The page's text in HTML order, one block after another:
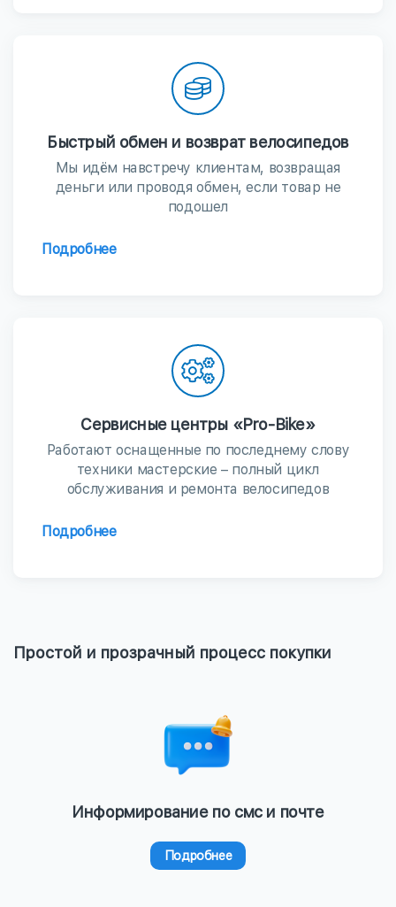
Быстрый обмен и возврат велосипедов
Мы идём навстречу клиентам, возвращая
деньги или проводя обмен, если товар не
подошел
Подробнее
Сервисные центры «Pro-Bike»
Работают оснащенные по последнему слову
техники мастерские – полный цикл
обслуживания и ремонта велосипедов
Подробнее
Простой и прозрачный процесс покупки
Информирование по смс и почте
Подробнее